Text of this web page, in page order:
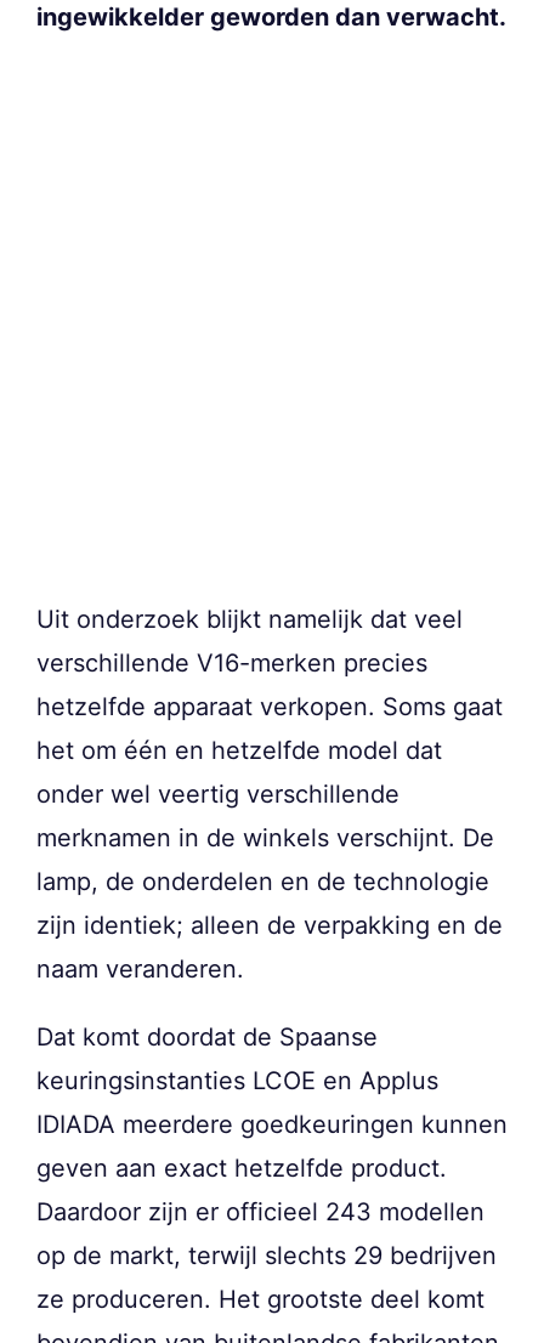
ingewikkelder geworden dan verwacht.
Uit onderzoek blijkt namelijk dat veel
verschillende V16-merken precies
hetzelfde apparaat verkopen. Soms gaat
het om één en hetzelfde model dat
onder wel veertig verschillende
merknamen in de winkels verschijnt. De
lamp, de onderdelen en de technologie
zijn identiek; alleen de verpakking en de
naam veranderen.
Dat komt doordat de Spaanse
keuringsinstanties LCOE en Applus
IDIADA meerdere goedkeuringen kunnen
geven aan exact hetzelfde product.
Daardoor zijn er officieel 243 modellen
op de markt, terwijl slechts 29 bedrijven
ze produceren. Het grootste deel komt